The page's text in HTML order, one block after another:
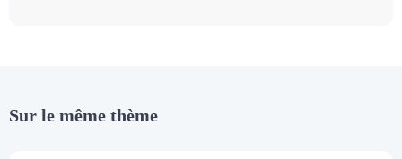
Sur le même thème